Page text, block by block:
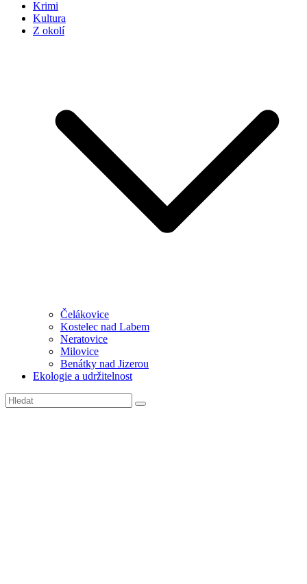
Krimi
Kultura
Z okolí
Čelákovice
Kostelec nad Labem
Neratovice
Milovice
Benátky nad Jizerou
Ekologie a udržitelnost